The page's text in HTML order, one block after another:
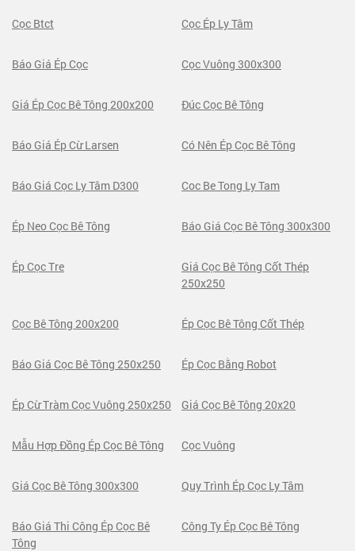
Cọc Btct Cọc Ép Ly Tâm
Báo Giá Ép Cọc Cọc Vuông 300x300
Giá Ép Cọc Bê Tông 200x200 Đúc Cọc Bê Tông
Báo Giá Ép Cừ Larsen Có Nên Ép Cọc Bê Tông
Báo Giá Cọc Ly Tâm D300 Coc Be Tong Ly Tam
Ép Neo Cọc Bê Tông Báo Giá Cọc Bê Tông 300x300
Ép Cọc Tre
Giá Cọc Bê Tông Cốt Thép
250x250
Cọc Bê Tông 200x200 Ép Cọc Bê Tông Cốt Thép
Báo Giá Cọc Bê Tông 250x250 Ép Cọc Bằng Robot
Ép Cừ Tràm Cọc Vuông 250x250 Giá Cọc Bê Tông 20x20
Mẫu Hợp Đồng Ép Cọc Bê Tông Cọc Vuông
Giá Cọc Bê Tông 300x300 Quy Trình Ép Cọc Ly Tâm
Báo Giá Thi Công Ép Cọc Bê
Tông
Công Ty Ép Cọc Bê Tông